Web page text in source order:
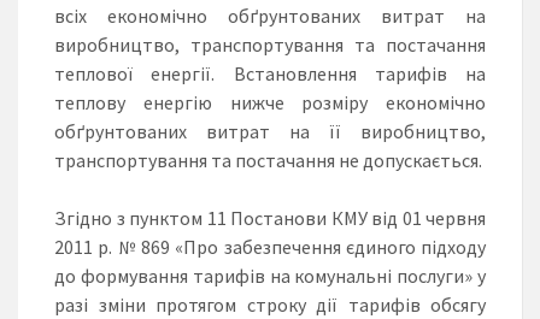
всіх економічно обґрунтованих витрат на
виробництво, транспортування та постачання
теплової енергії. Встановлення тарифів на
теплову енергію нижче розміру економічно
обґрунтованих витрат на її виробництво,
транспортування та постачання не допускається.
Згідно з пунктом 11 Постанови КМУ від 01 червня
2011 р. № 869 «Про забезпечення єдиного підходу
до формування тарифів на комунальні послуги» у
разі зміни протягом строку дії тарифів обсягу